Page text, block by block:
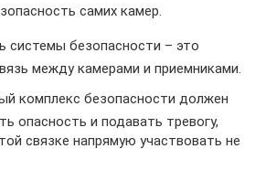
самих камер.
системы безопасности – это
между камерами и приемниками.
комплекс безопасности должен
опасность и подавать тревогу,
связке напрямую участвовать не